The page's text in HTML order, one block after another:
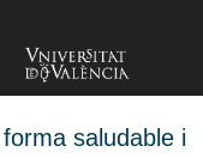
saludable i